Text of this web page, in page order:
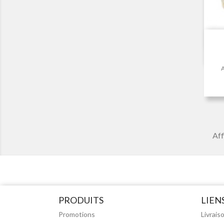
PRODUITS
Promotions